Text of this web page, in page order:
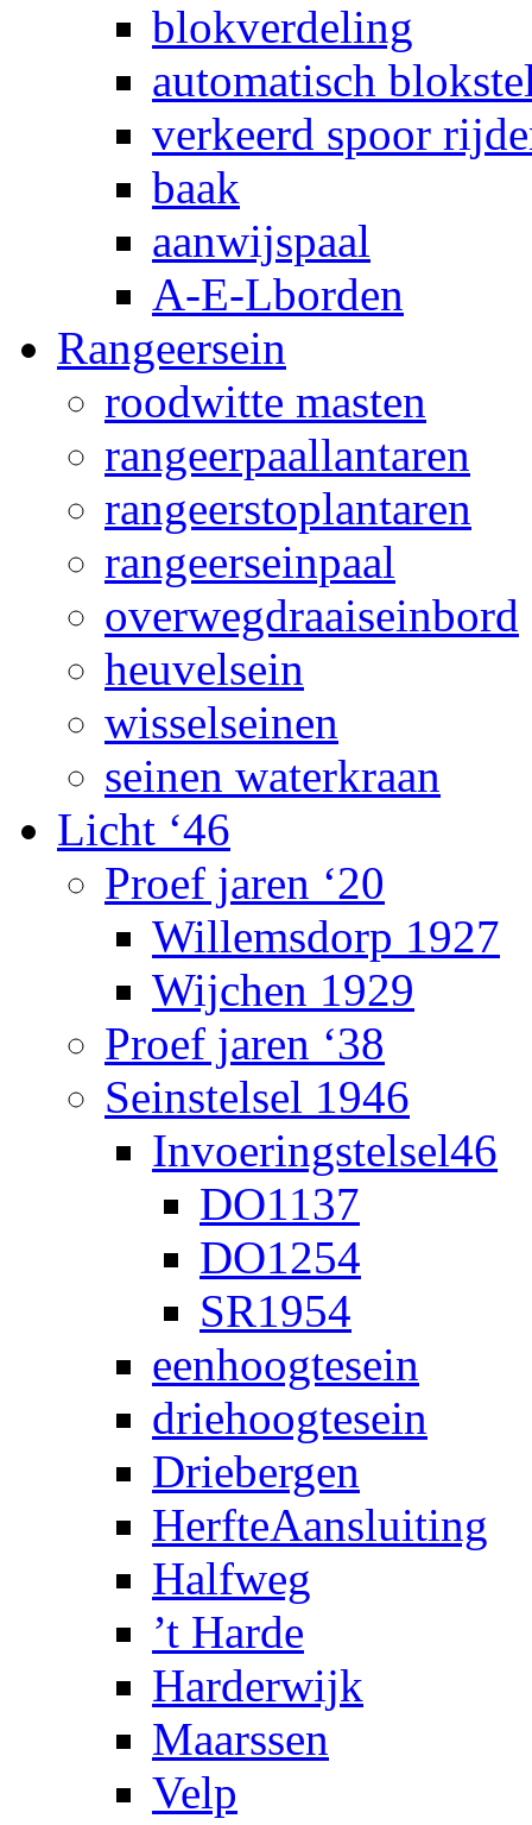
blokverdeling
automatisch
verkeerd spoor
baak
aanwijspaal
A-E-Lborden
Rangeersein
roodwitte masten
rangeerpaallantaren
rangeerstoplantaren
rangeerseinpaal
overwegdraaiseinbord
heuvelsein
wisselseinen
seinen waterkraan
Licht ‘46
Proef jaren ‘20
Willemsdorp 1927
Wijchen 1929
Proef jaren ‘38
Seinstelsel 1946
Invoeringstelsel46
DO1137
DO1254
SR1954
eenhoogtesein
driehoogtesein
Driebergen
HerfteAansluiting
Halfweg
’t Harde
Harderwijk
Maarssen
Velp